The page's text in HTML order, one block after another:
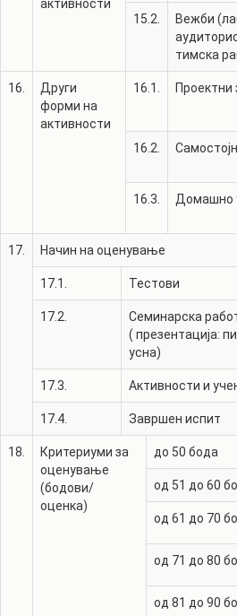
активности
15.2.
Вежби
тимска
16.
Други
форми на
активности
16.1. Проектни
16.2.
16.3. Домашно
17. Начин на оценување
17.1. Тестови
17.2.
Семинарска
( презентација:
усна)
17.3. Активности и
17.4. Завршен испит
18.
Критериуми за
оценување
(бодови/
оценка)
до 50 бода
од 51 до 60
од 61 до 70
од 71 до 80
од 81 до 90